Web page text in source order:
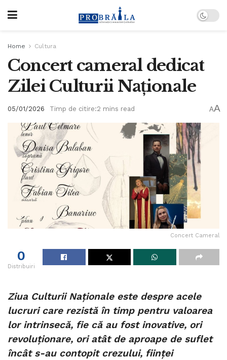
Home Cultura
Concert cameral dedicat
Zilei Culturii Naționale
05/01/2026 Timp de citire:2 mins read AA
Concert Cameral
0
Distribuiri
Ziua Culturii Naționale este despre acele
lucruri care rezistă în timp pentru valoarea
lor intrinsecă, fie că au fost inovative, ori
revoluționare, ori atât de aproape de suflet
încât s-au contopit crezului, ființei